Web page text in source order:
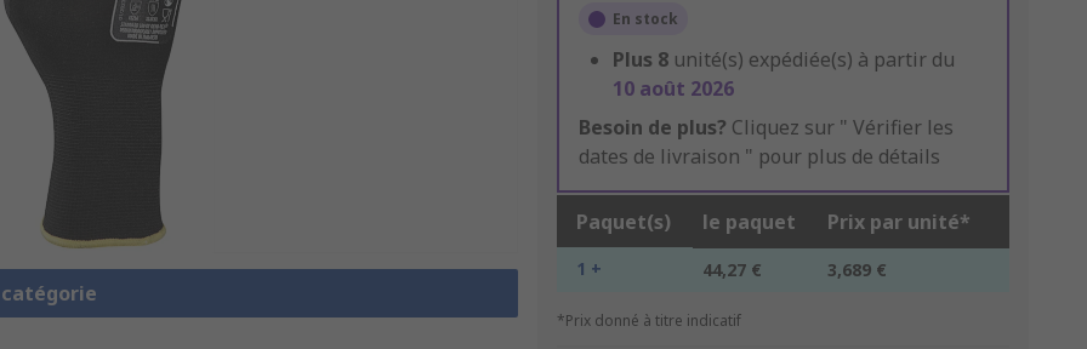
En stock
Plus 8 unité(s) expédiée(s) à partir du
10 août 2026
Besoin de plus? Cliquez sur " Vérifier les
dates de livraison " pour plus de détails
Paquet(s) le paquet Prix par unité*
1 + 44,27 € 3,689 €
*Prix donné à titre indicatif